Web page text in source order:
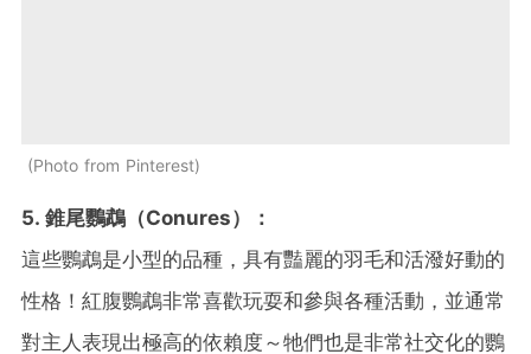
Photo from Pinterest
5. 錐尾鸚鵡（Conures）：
這些鸚鵡是小型的品種，具有豔麗的羽毛和活潑好動的
性格！紅腹鸚鵡非常喜歡玩耍和參與各種活動，並通常
對主人表現出極高的依賴度～牠們也是非常社交化的鸚